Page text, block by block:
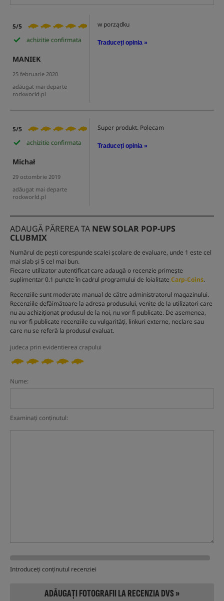
5/5
achizitie confirmata
MANIEK
25 februarie 2020
adăugat mai departe
rockworld.pl
w porządku
Traduceți opinia »
5/5
achizitie confirmata
Michał
29 octombrie 2019
adăugat mai departe
rockworld.pl
Super produkt. Polecam
Traduceți opinia »
ADAUGĂ PĂREREA TA NEW SOLAR POP-UPS
CLUBMIX
Numărul de pești corespunde scalei școlare de evaluare, unde 1 este cel
mai slab și 5 cel mai bun.
Fiecare utilizator autentificat care adaugă o recenzie primește
suplimentar 0.1 puncte în cadrul programului de loialitate Carp-Coins.
Recenziile sunt moderate manual de către administratorul magazinului.
Recenziile defăimătoare la adresa produsului, venite de la utilizatori care
nu au achiziționat produsul de la noi, nu vor fi publicate. De asemenea,
nu vor fi publicate recenziile cu vulgarități, linkuri externe, neclare sau
care nu se referă la produsul evaluat.
judeca prin evidentierea crapului
Nume:
Examinați conținutul:
Introduceți conținutul recenziei
ADĂUGAȚI FOTOGRAFII LA RECENZIA DVS »